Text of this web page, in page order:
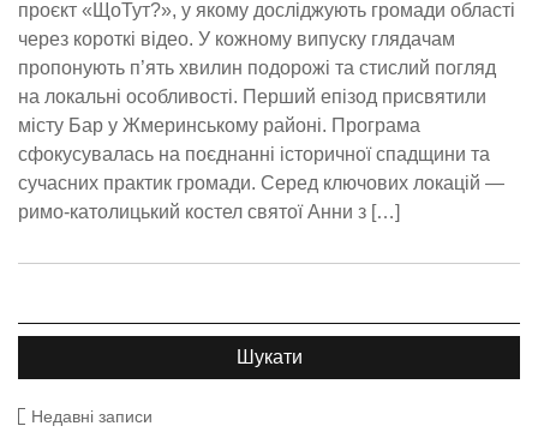
проєкт «ЩоТут?», у якому досліджують громади області
через короткі відео. У кожному випуску глядачам
пропонують п’ять хвилин подорожі та стислий погляд
на локальні особливості. Перший епізод присвятили
місту Бар у Жмеринському районі. Програма
сфокусувалась на поєднанні історичної спадщини та
сучасних практик громади. Серед ключових локацій —
римо-католицький костел святої Анни з […]
Недавні записи